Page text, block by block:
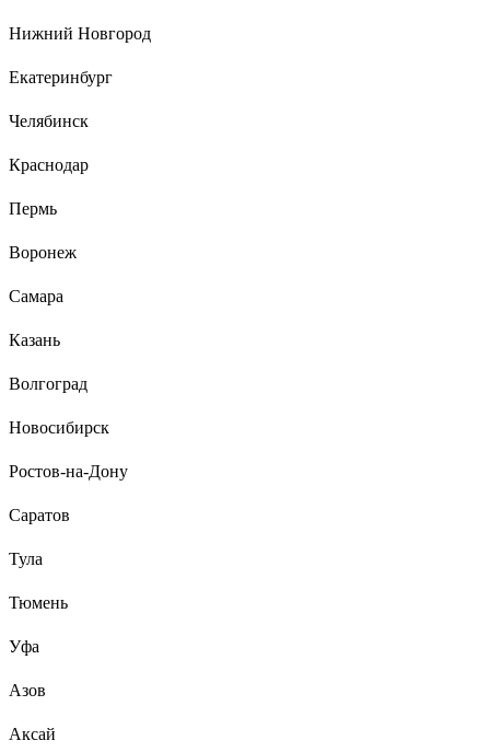
Комплектность Цена
Нижний Новгород
Екатеринбург
Челябинск
Краснодар
Пермь
Воронеж
Самара
Казань
Волгоград
Новосибирск
Ростов-на-Дону
Саратов
Тула
Тюмень
Уфа
Азов
Аксай